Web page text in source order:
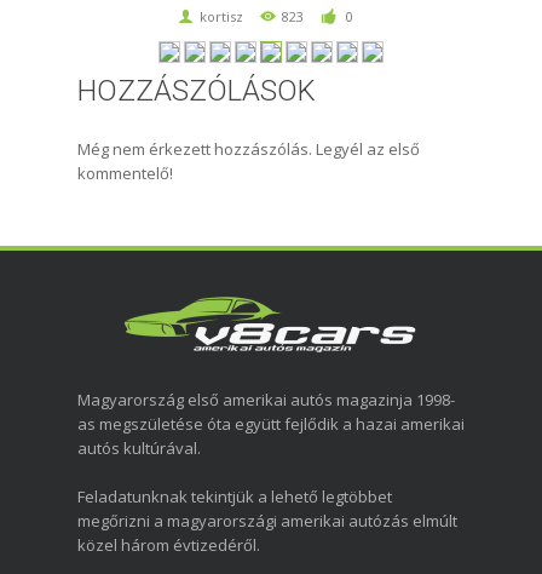
kortisz 823 0
HOZZÁSZÓLÁSOK
Még nem érkezett hozzászólás. Legyél az első
kommentelő!
Magyarország első amerikai autós magazinja 1998-
as megszületése óta együtt fejlődik a hazai amerikai
autós kultúrával.
Feladatunknak tekintjük a lehető legtöbbet
megőrizni a magyarországi amerikai autózás elmúlt
közel három évtizedéről.